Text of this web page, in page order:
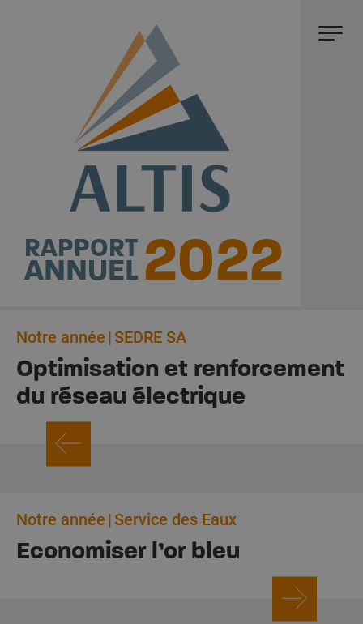
2022
RAPPORT
ANNUEL
Notre année SEDRE SA
Optimisation et renforcement
du réseau électrique
Notre année Service des Eaux
Economiser l’or bleu